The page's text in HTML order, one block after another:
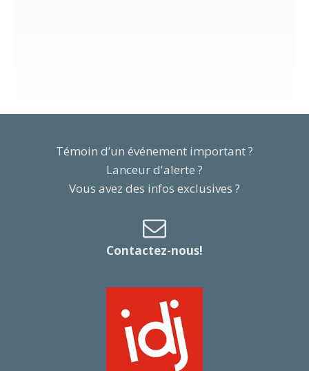
Témoin d’un événement important ?
Lanceur d'alerte ?
Vous avez des infos exclusives ?
Contactez-nous!